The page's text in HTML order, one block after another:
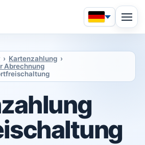
› Kartenzahlung ›
Abrechnung